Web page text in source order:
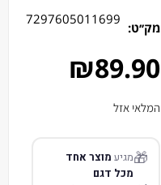
מק׳׳ט:
7297605011699
₪89.90
המלאי אזל
🎁מגיע מוצר אחד
מכל דגם